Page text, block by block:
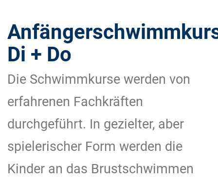
Di + Do
Die Schwimmkurse werden von
erfahrenen Fachkräften
durchgeführt. In gezielter, aber
spielerischer Form werden die
Kinder an das Brustschwimmen